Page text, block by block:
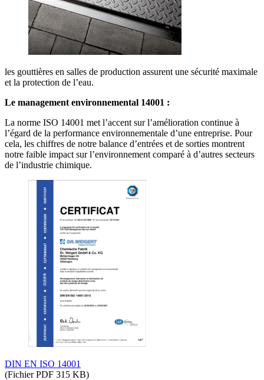
les gouttières en salles de production assurent une sécurité maximale
et la protection de l’eau.
Le management environnemental 14001 :
La norme ISO 14001 met l’accent sur l’amélioration continue à
l’égard de la performance environnementale d’une entreprise. Pour
cela, les chiffres de notre balance d’entrées et de sorties montrent
notre faible impact sur l’environnement comparé à d’autres secteurs
de l’industrie chimique.
DIN EN ISO 14001
(Fichier PDF 315 KB)